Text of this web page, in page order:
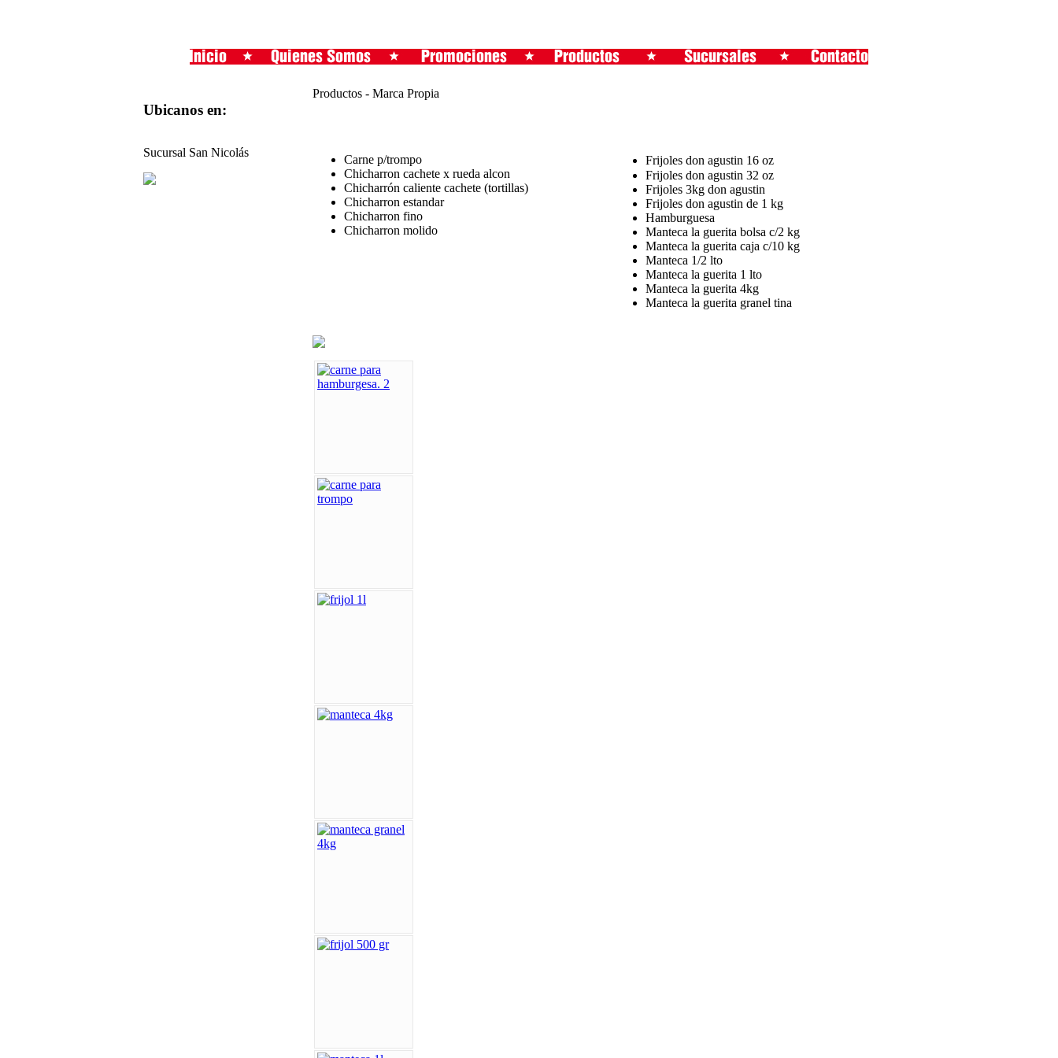
Ubicanos en:
Sucursal San Nicolás
Productos - Marca Propia
Carne p/trompo
Chicharron cachete x rueda alcon
Chicharrón caliente cachete (tortillas)
Chicharron estandar
Chicharron fino
Chicharron molido
Frijoles don agustin 16 oz
Frijoles don agustin 32 oz
Frijoles 3kg don agustin
Frijoles don agustin de 1 kg
Hamburguesa
Manteca la guerita bolsa c/2 kg
Manteca la guerita caja c/10 kg
Manteca 1/2 lto
Manteca la guerita 1 lto
Manteca la guerita 4kg
Manteca la guerita granel tina